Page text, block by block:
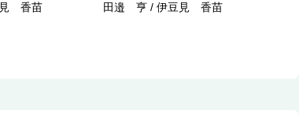
香苗 田邉 亨 / 伊豆見 香苗